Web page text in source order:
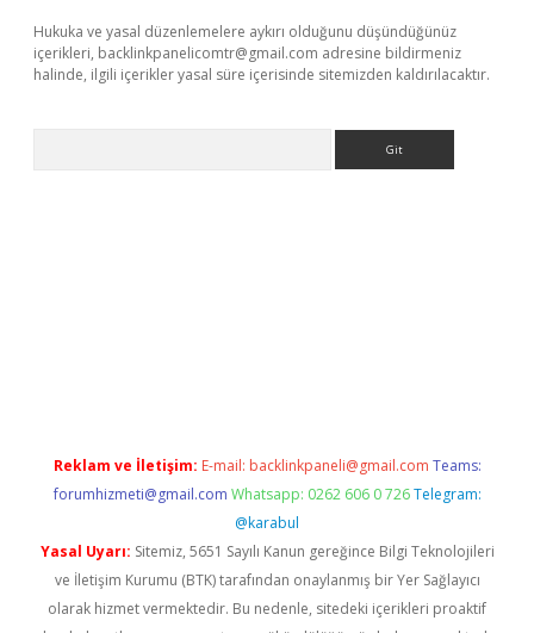
Hukuka ve yasal düzenlemelere aykırı olduğunu düşündüğünüz
içerikleri, backlinkpanelicomtr@gmail.com adresine bildirmeniz
halinde, ilgili içerikler yasal süre içerisinde sitemizden kaldırılacaktır.
Reklam ve İletişim: E-mail: backlinkpaneli@gmail.com Teams:
forumhizmeti@gmail.com Whatsapp: 0262 606 0 726 Telegram:
@karabul
Yasal Uyarı: Sitemiz, 5651 Sayılı Kanun gereğince Bilgi Teknolojileri
ve İletişim Kurumu (BTK) tarafından onaylanmış bir Yer Sağlayıcı
olarak hizmet vermektedir. Bu nedenle, sitedeki içerikleri proaktif